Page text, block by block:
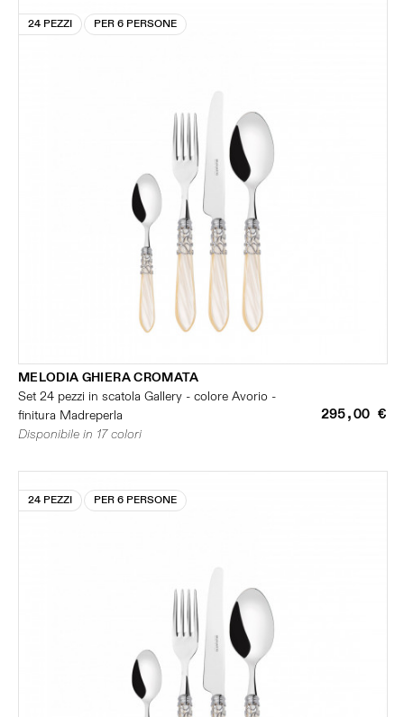
24 PEZZI PER 6 PERSONE
MELODIA GHIERA CROMATA
Set 24 pezzi in scatola Gallery - colore Avorio -
finitura Madreperla
295,00 €
Disponibile in 17 colori
24 PEZZI PER 6 PERSONE